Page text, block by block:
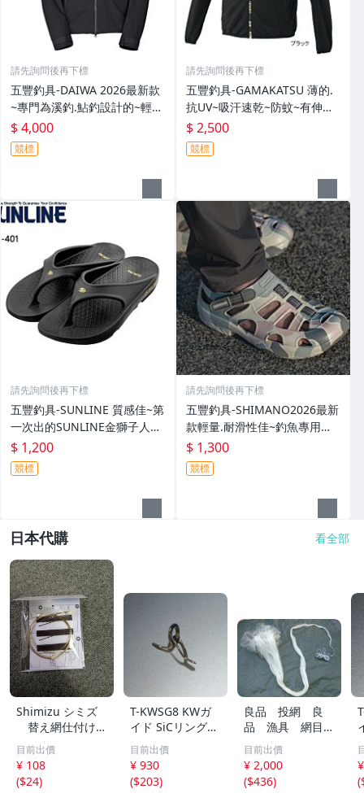
請先詢問後再下標
五豐釣具-DAIWA 2026最新款
~專門為溪釣.鮎釣設計的~輕
便.薄的短版防水雨衣DR-3926J
外套特價4000元
$ 4,000
競標
請先詢問後再下標
五豐釣具-GAMAKATSU 薄的.
抗UV~吸汗速乾~防蚊~有伸縮
彈性付帽防曬外套 GM-3547
特價2000元
$ 2,500
競標
請先詢問後再下標
五豐釣具-SUNLINE 質感佳~第
一次出的SUNLINE金獅子人字
夾腳拖鞋SUS-401特價1200元
$ 1,200
競標
請先詢問後再下標
五豐釣具-SHIMANO2026最新
款輕量.耐滑性佳~釣魚專用布
希涼鞋 FS-091I特價1300元
$ 1,300
競標
日本代購 看全部
Shimizu シミズ
替え網仕付けセ
ット ゴールド×
ブラック
目前出價
¥ 108
($24)
T-KWSG8 KWガ
イド SiCリング
富士工業 ガイド
チタンフレーム
目前出價
¥ 930
($203)
良品 投網 良
品 漁具 網目
約1ｃｍ×1ｃｍ
4Ｋｇ ⑥
目前出價
¥ 2,000
($436)
(